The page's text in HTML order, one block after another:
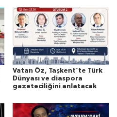
Vatan Öz, Taşkent’te Türk
Dünyası ve diaspora
gazeteciliğini anlatacak